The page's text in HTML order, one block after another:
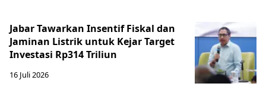
Jabar Tawarkan Insentif Fiskal dan
Jaminan Listrik untuk Kejar Target
Investasi Rp314 Triliun
16 Juli 2026